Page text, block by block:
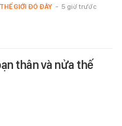
THẾ GIỚI ĐÓ ĐÂY - 5 giờ trước
thân và nửa thế